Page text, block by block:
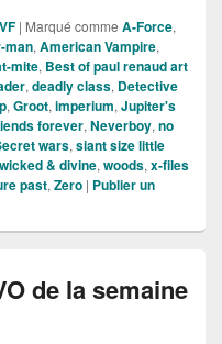
| Marqué comme A-Force,
man, American Vampire,
mite, Best of paul renaud art
, deadly class, Detective
, Groot, imperium, Jupiter's
forever, Neverboy, no
wars, siant size little
wicked & divine, woods, x-files
past, Zero | Publier un
de la semaine